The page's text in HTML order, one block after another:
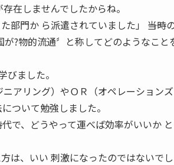
在しませんでしたからね。
門か ら派遣されていました」 ――当時
?物的流通〞と称してどのようなこと
びました。
アリング）やＯＲ（オペレーション
ついて勉強しました。
で、どうやって運べば効率がいいか
は、いい 刺激になったのではないで